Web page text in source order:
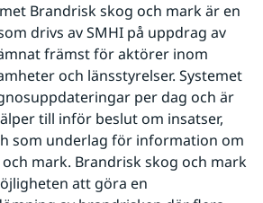
Brandrisk skog och mark är en
drivs av SMHI på uppdrag av
främst för aktörer inom
och länsstyrelser. Systemet
per dag och är
till inför beslut om insatser,
som underlag för information om
mark. Brandrisk skog och mark
att göra en